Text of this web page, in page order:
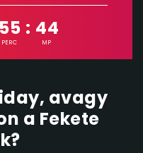
55 : 43
PERC MP
avagy
a Fekete